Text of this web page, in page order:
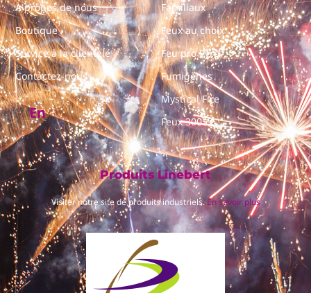
À propos de nous
Boutique
Service à la clientèle
Contactez-nous
En
Familiaux
Feux au choix
Feu pro Pyro
Fumigènes
Mystical Fire
Feux 300$+
Produits Linebert
Visiter notre site de produits industriels.En savoir plus